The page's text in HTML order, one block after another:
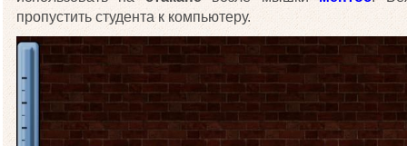
пропустить студента к компьютеру.